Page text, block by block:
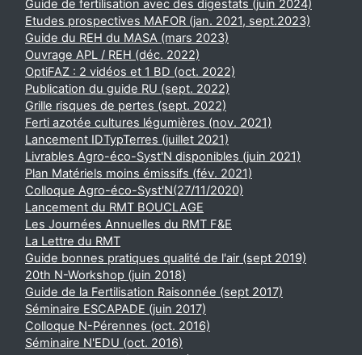
Guide de fertilisation avec des digestats (juin 2024)
Etudes prospectives MAFOR (jan. 2021, sept.2023)
Guide du REH du MASA (mars 2023)
Ouvrage APL / REH (déc. 2022)
OptiFAZ : 2 vidéos et 1 BD (oct. 2022)
Publication du guide RU (sept. 2022)
Grille risques de pertes (sept. 2022)
Ferti azotée cultures légumières (nov. 2021)
Lancement IDTypTerres (juillet 2021)
Livrables Agro-éco-Syst'N disponibles (juin 2021)
Plan Matériels moins émissifs (fév. 2021)
Colloque Agro-éco-Syst'N(27/11/2020)
Lancement du RMT BOUCLAGE
Les Journées Annuelles du RMT F&E
La Lettre du RMT
Guide bonnes pratiques qualité de l'air (sept 2019)
20th N-Workshop (juin 2018)
Guide de la Fertilisation Raisonnée (sept 2017)
Séminaire ESCAPADE (juin 2017)
Colloque N-Pérennes (oct. 2016)
Séminaire N'EDU (oct. 2016)